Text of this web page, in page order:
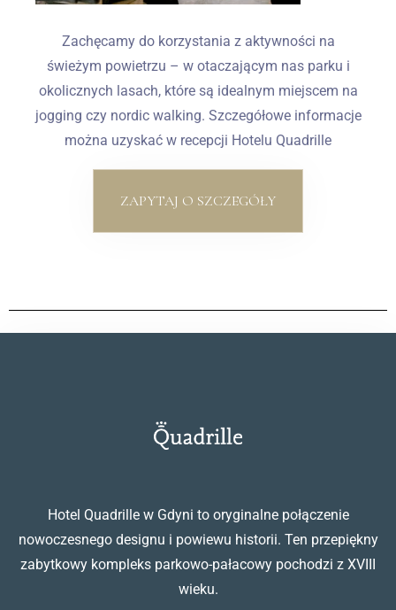
Zachęcamy do korzystania z aktywności na
świeżym powietrzu – w otaczającym nas parku i
okolicznych lasach, które są idealnym miejscem na
jogging czy nordic walking. Szczegółowe informacje
można uzyskać w recepcji Hotelu Quadrille
ZAPYTAJ O SZCZEGÓŁY
Hotel Quadrille w Gdyni to oryginalne połączenie
nowoczesnego designu i powiewu historii. Ten przepiękny
zabytkowy kompleks parkowo-pałacowy pochodzi z XVIII
wieku.